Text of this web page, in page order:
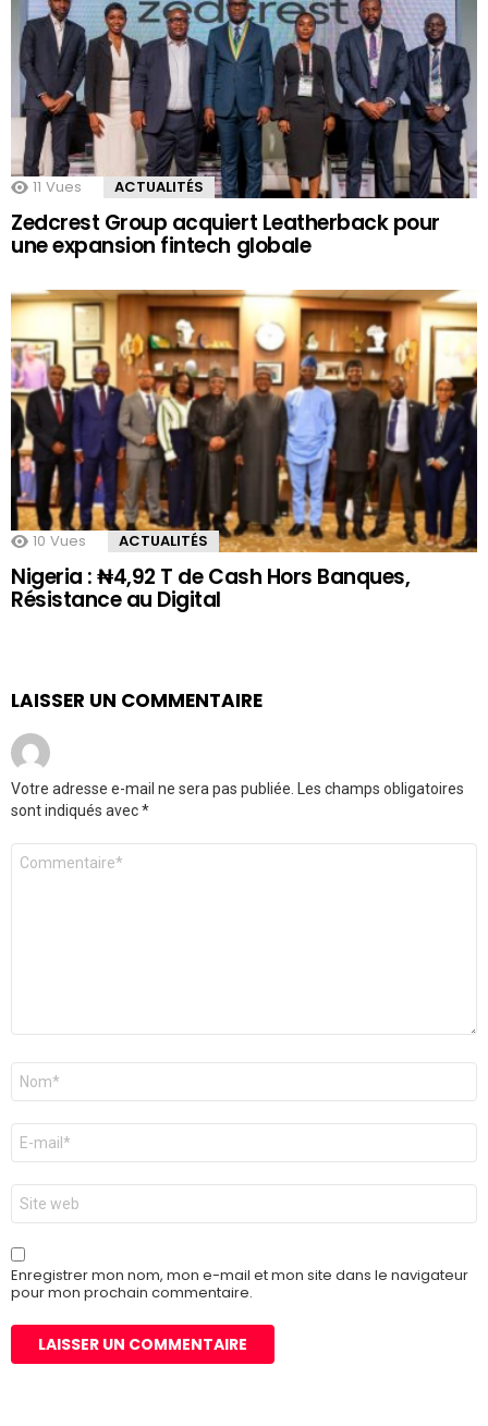
11 Vues ACTUALITÉS
Zedcrest Group acquiert Leatherback pour
une expansion fintech globale
10 Vues ACTUALITÉS
Nigeria : ₦4,92 T de Cash Hors Banques,
Résistance au Digital
LAISSER UN COMMENTAIRE
Votre adresse e-mail ne sera pas publiée.
Les champs obligatoires
sont indiqués avec*
Commentaire
Nom
E-
mail
*
Site
web
Enregistrer mon nom, mon e-mail et mon site dans le navigateur
pour mon prochain commentaire.